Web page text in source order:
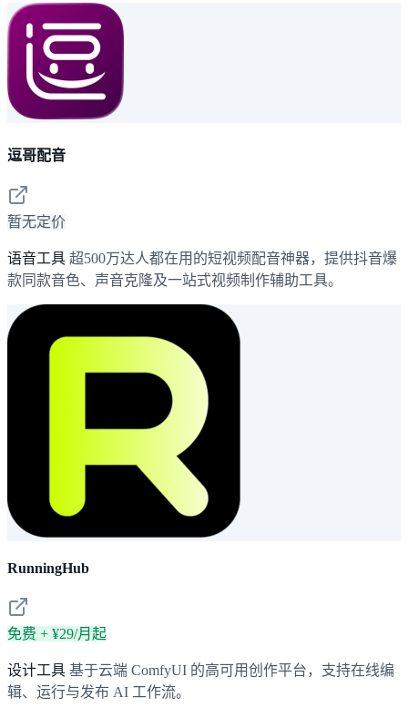
逗哥配音
暂无定价
语音工具 超500万达人都在用的短视频配音神器，提供抖音爆
款同款音色、声音克隆及一站式视频制作辅助工具。
RunningHub
免费 + ¥29/月起
设计工具 基于云端 ComfyUI 的高可用创作平台，支持在线编
辑、运行与发布 AI 工作流。